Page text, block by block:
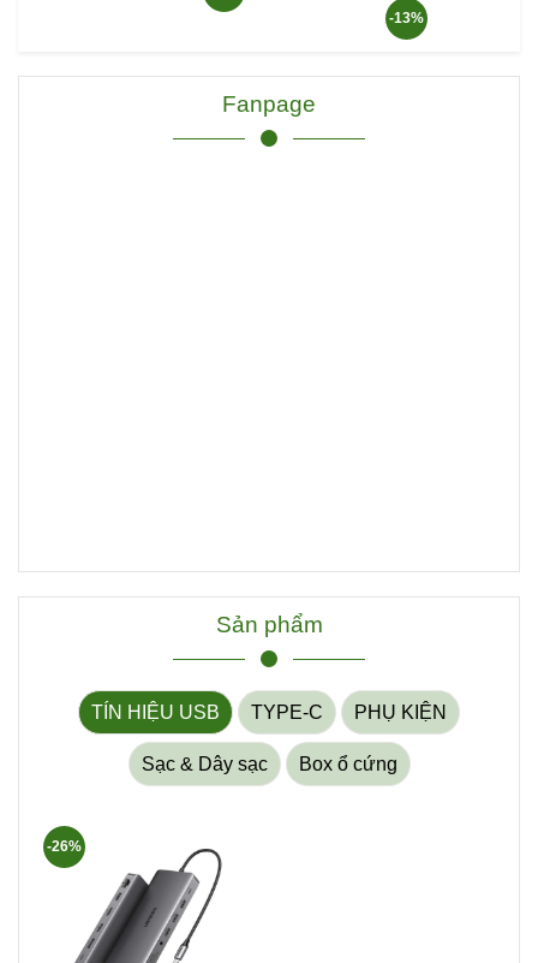
-13%
Fanpage
Sản phẩm
TÍN HIỆU USB TYPE-C PHỤ KIỆN
Sạc & Dây sạc Box ổ cứng
-26%